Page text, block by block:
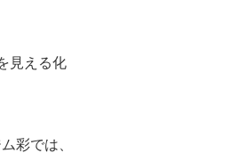
見える化
彩では、